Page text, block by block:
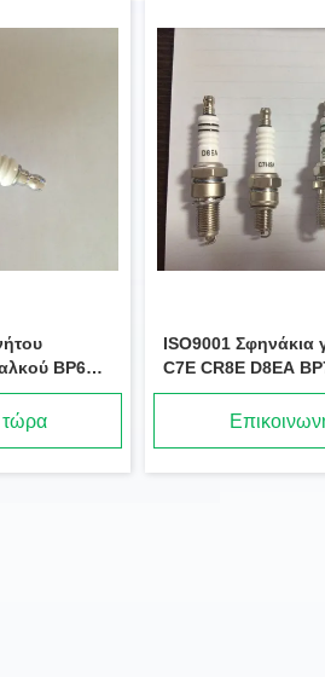
BP6EY-
τώρα
ISO9001 Σφηνάκια
C7E CR8E D8EA
BM7A BPM7A